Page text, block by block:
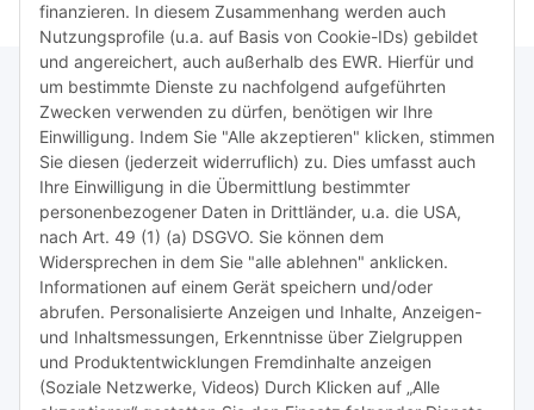
TiDis Lizenzsystem
Meist besuchte Seiten:
Tipps & Tricks rund um Sublimation
TiDis Videos auf Youtube
Nachfüllpreise für Druckerpatronen
Refillservice Patronen verpacken
finanzieren. In diesem Zusammenhang werden auch
Nutzungsprofile (u.a. auf Basis von Cookie-IDs) gebildet
und angereichert, auch außerhalb des EWR. Hierfür und
um bestimmte Dienste zu nachfolgend aufgeführten
Zwecken verwenden zu dürfen, benötigen wir Ihre
Einwilligung. Indem Sie "Alle akzeptieren" klicken, stimmen
Sie diesen (jederzeit widerruflich) zu. Dies umfasst auch
Ihre Einwilligung in die Übermittlung bestimmter
personenbezogener Daten in Drittländer, u.a. die USA,
nach Art. 49 (1) (a) DSGVO. Sie können dem
Widersprechen in dem Sie "alle ablehnen" anklicken.
Informationen auf einem Gerät speichern und/oder
abrufen. Personalisierte Anzeigen und Inhalte, Anzeigen-
und Inhaltsmessungen, Erkenntnisse über Zielgruppen
und Produktentwicklungen Fremdinhalte anzeigen
(Soziale Netzwerke, Videos) Durch Klicken auf „Alle